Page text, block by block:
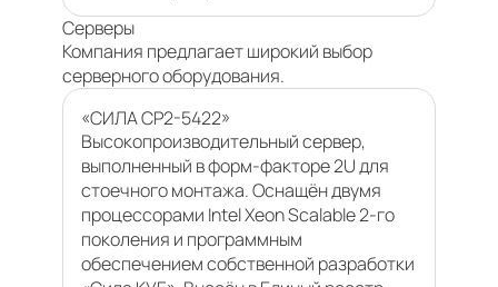
Серверы
Компания предлагает широкий выбор
серверного оборудования.
«СИЛА СР2-5422»
Высокопроизводительный сервер,
выполненный в форм-факторе 2U для
стоечного монтажа. Оснащён двумя
процессорами Intel Xeon Scalable 2-го
поколения и программным
обеспечением собственной разработки